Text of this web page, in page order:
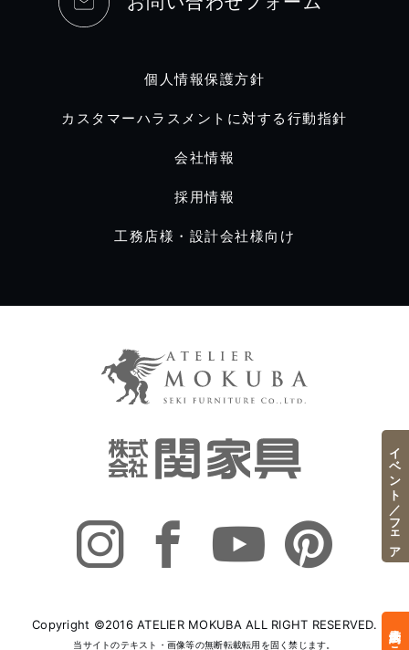
個人情報保護方針
カスタマーハラスメントに対する行動指針
会社情報
採用情報
工務店様・設計会社様向け
Copyright ©2016 ATELIER MOKUBA ALL RIGHT RESERVED.
当サイトのテキスト・画像等の無断転載転用を固く禁じます。
イベント／フェア